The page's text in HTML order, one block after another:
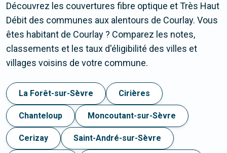
Découvrez les couvertures fibre optique et Très Haut
Débit des communes aux alentours de Courlay. Vous
êtes habitant de Courlay ? Comparez les notes,
classements et les taux d'éligibilité des villes et
villages voisins de votre commune.
La Forêt-sur-Sèvre Cirières
Chanteloup Moncoutant-sur-Sèvre
Cerizay Saint-André-sur-Sèvre